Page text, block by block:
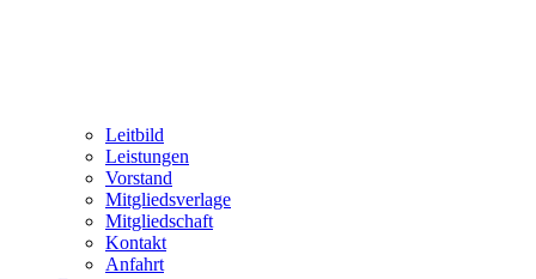
Leitbild
Leistungen
Vorstand
Mitgliedsverlage
Mitgliedschaft
Kontakt
Anfahrt